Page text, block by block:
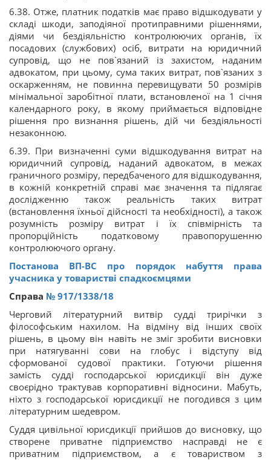
6.38. Отже, платник податків має право відшкодувати у
складі шкоди, заподіяної протиправними рішеннями,
діями чи бездіяльністю контролюючих органів, їх
посадових (службових) осіб, витрати на юридичний
супровід, що не пов`язаний із захистом, наданим
адвокатом, при цьому, сума таких витрат, пов`язаних з
оскарженням, не повинна перевищувати 50 розмірів
мінімальної заробітної плати, встановленої на 1 січня
календарного року, в якому приймається відповідне
рішення про визнання рішень, дій чи бездіяльності
незаконною.
6.39. При визначенні суми відшкодування витрат на
юридичний супровід, наданий адвокатом, в межах
граничного розміру, передбаченого для відшкодування,
в кожній конкретній справі має значення та підлягає
дослідженню також реальність таких витрат
(встановлення їхньої дійсності та необхідності), а також
розумність розміру витрат і їх співмірність та
пропорційність податковому правопорушенню
контролюючого органу.
Постанова ВП-ВС про порядок набуття права
учасника у товаристві спадкоємцями
Справа № 917/1338/18
Черговий літературний витвір судді трирічки з
філософським нахилом. На відміну від інших своїх
рішень, в цьому він навіть не зміг зробити висновки
при натягуванні сови на глобус і відступу від
сформованої судової практики. Готуючи рішення
замість судді господарської юрисдикції він дуже
своєрідно трактував корпоративні відносини. Мабуть,
ніхто з господарської юрисдикції не погодився з цим
літературним шедевром.
Суддя цивільної юрисдикції прийшов до висновку, що
створене приватне підприємство насправді не є
приватним підприємством, а є товариством з